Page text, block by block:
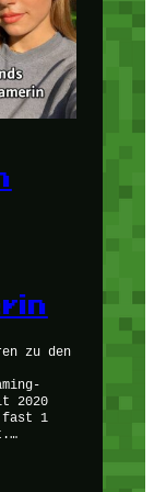
zu den
2020
fast 1